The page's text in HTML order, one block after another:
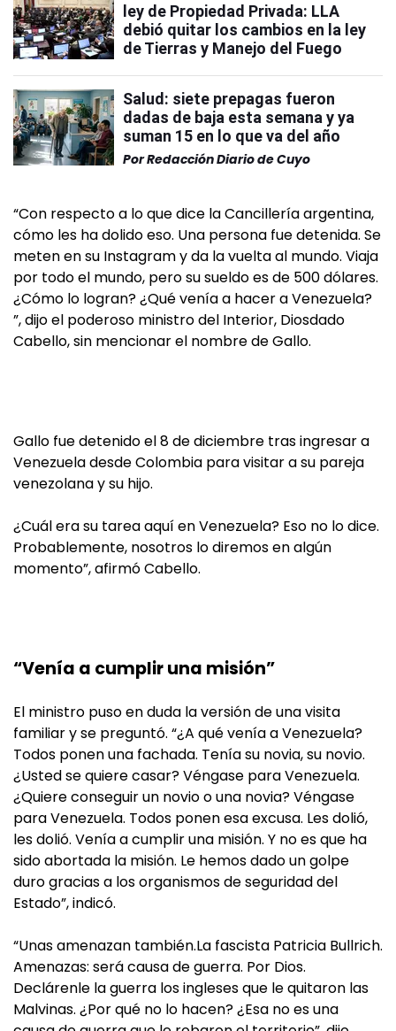
ley de Propiedad Privada: LLA
debió quitar los cambios en la ley
de Tierras y Manejo del Fuego
Salud: siete prepagas fueron
dadas de baja esta semana y ya
suman 15 en lo que va del año
PorRedacción Diario de Cuyo
“Con respecto a lo que dice la Cancillería argentina,
cómo les ha dolido eso. Una persona fue detenida. Se
meten en su Instagram y da la vuelta al mundo. Viaja
por todo el mundo, pero su sueldo es de 500 dólares.
¿Cómo lo logran? ¿Qué venía a hacer a Venezuela?
”, dijo el poderoso ministro del Interior, Diosdado
Cabello, sin mencionar el nombre de Gallo.
Gallo fue detenido el 8 de diciembre tras ingresar a
Venezuela desde Colombia para visitar a su pareja
venezolana y su hijo.
¿Cuál era su tarea aquí en Venezuela? Eso no lo dice.
Probablemente, nosotros lo diremos en algún
momento”, afirmó Cabello.
“Venía a cumplir una misión”
El ministro puso en duda la versión de una visita
familiar y se preguntó. “¿A qué venía a Venezuela?
Todos ponen una fachada. Tenía su novia, su novio.
¿Usted se quiere casar? Véngase para Venezuela.
¿Quiere conseguir un novio o una novia? Véngase
para Venezuela. Todos ponen esa excusa. Les dolió,
les dolió. Venía a cumplir una misión. Y no es que ha
sido abortada la misión. Le hemos dado un golpe
duro gracias a los organismos de seguridad del
Estado”, indicó.
“Unas amenazan también.La fascista Patricia Bullrich.
Amenazas: será causa de guerra. Por Dios.
Declárenle la guerra los ingleses que le quitaron las
Malvinas. ¿Por qué no lo hacen? ¿Esa no es una